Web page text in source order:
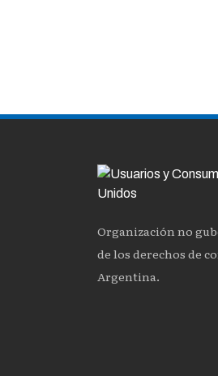
Organización no
de los derechos de
Argentina.